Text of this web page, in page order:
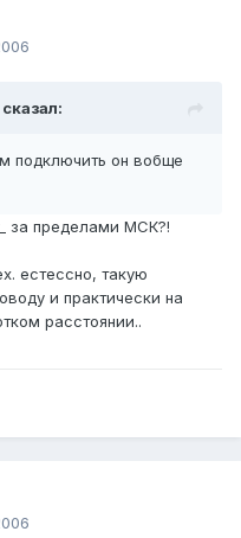
подключить он вобще
за пределами МСК?!
естессно, такую
и практически на
расстоянии..